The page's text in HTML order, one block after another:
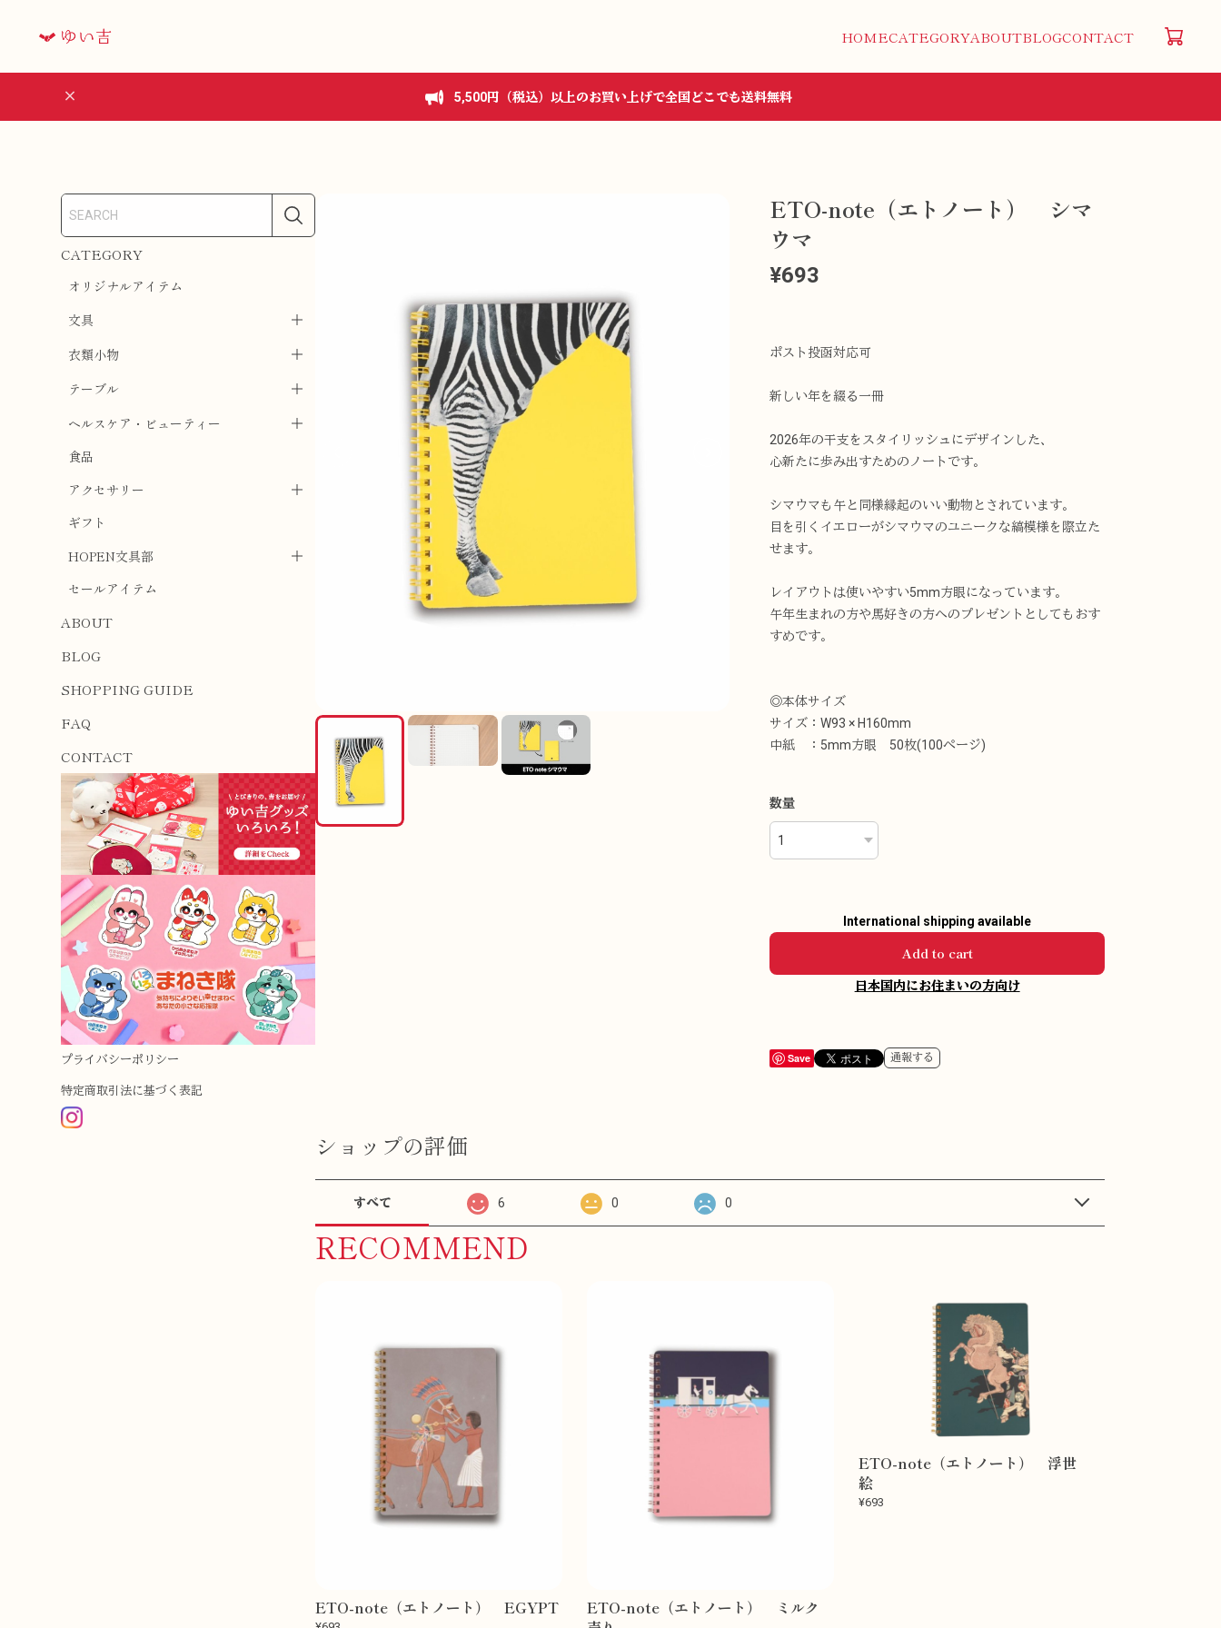
HOMECATEGORYABOUTBLOGCONTACT
5,500円（税込）以上のお買い上げで全国どこでも送料無料
CATEGORY
オリジナルアイテム
文具
衣類小物
テーブル
ヘルスケア・ビューティー
食品
アクセサリー
ギフト
HOPEN文具部
セールアイテム
ABOUT
BLOG
SHOPPING GUIDE
FAQ
CONTACT
プライバシーポリシー
特定商取引法に基づく表記
ETO-note（エトノート） シマ
ウマ
¥693
ポスト投函対応可
新しい年を綴る一冊
2026年の干支をスタイリッシュにデザインした、
心新たに歩み出すためのノートです。
シマウマも午と同様縁起のいい動物とされています。
目を引くイエローがシマウマのユニークな縞模様を際立た
せます。
レイアウトは使いやすい5mm方眼になっています。
午年生まれの方や馬好きの方へのプレゼントとしてもおす
すめです。
◎本体サイズ
サイズ：W93 × H160mm
中紙 ：5mm方眼 50枚(100ぺージ)
数量
International shipping available
Add to cart
日本国内にお住まいの方向け
Save 通報する
ショップの評価
すべて 6 0 0
RECOMMEND
ETO-note（エトノート） EGYPT
ETO-note（エトノート） ミルク
ETO-note（エトノート） 浮世
絵
¥693